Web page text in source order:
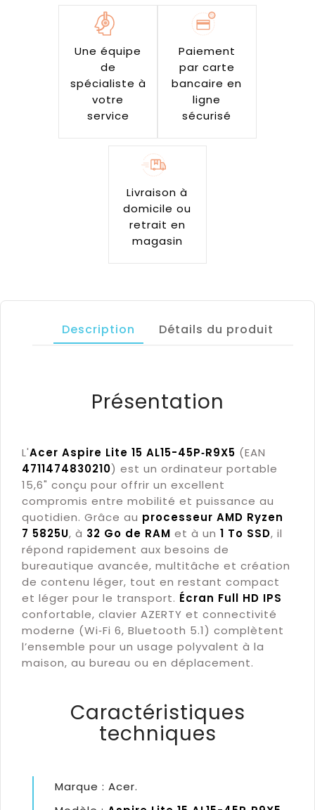
Une équipe
de
spécialiste à
votre
service
Paiement
par carte
bancaire en
ligne
sécurisé
Livraison à
domicile ou
retrait en
magasin
Description Détails du produit
Présentation
L'Acer Aspire Lite 15 AL15-45P‑R9X5 (EAN
4711474830210) est un ordinateur portable
15,6" conçu pour offrir un excellent
compromis entre mobilité et puissance au
quotidien. Grâce au processeur AMD Ryzen
7 5825U, à 32 Go de RAM et à un 1 To SSD, il
répond rapidement aux besoins de
bureautique avancée, multitâche et création
de contenu léger, tout en restant compact
et léger pour le transport. Écran Full HD IPS
confortable, clavier AZERTY et connectivité
moderne (Wi‑Fi 6, Bluetooth 5.1) complètent
l’ensemble pour un usage polyvalent à la
maison, au bureau ou en déplacement.
Caractéristiques
techniques
Marque : Acer.